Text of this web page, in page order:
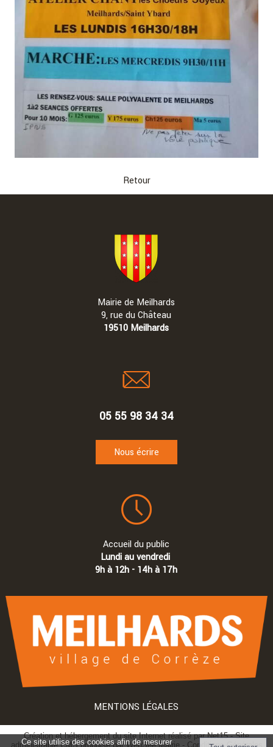
Retour
Mairie de Meilhards
9, rue du Château
19510 Meilhards
05 55 98 34 34
Nous écrire
Accueil du public
Lundi au vendredi
9h à 12h - 14h à 17h
MENTIONS LÉGALES
Création et hébergement du site Internet réalisé par Net15-Site
administrable CMS propulsé par WebSee Mairie - Conditions Générales
Ce site utilise des cookies afin de mesurer